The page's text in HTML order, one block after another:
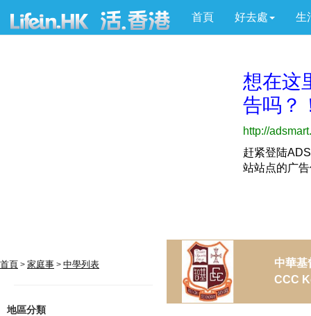
首頁 好去處 生
首頁 > 家庭事 > 中學列表
地區分類
中華基
CCC